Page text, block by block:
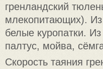
гренландский
млекопитающих). Из
белые куропатки.
палтус, мойва,
Скорость таяния